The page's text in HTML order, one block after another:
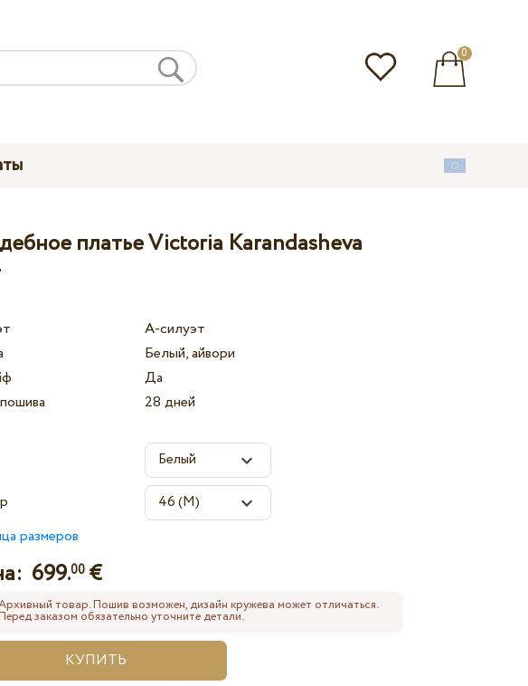
0
платье Victoria Karandasheva
А-силуэт
Белый, айвори
Да
28 дней
размеров
699.00 €
товар. Пошив возможен, дизайн кружева может отличаться.
заказом обязательно уточните детали.